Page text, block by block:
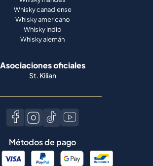
Whisky canadiense
Whisky americano
Whisky indio
Whisky alemán
Asociaciones oficiales
St. Kilian
Métodos de pago